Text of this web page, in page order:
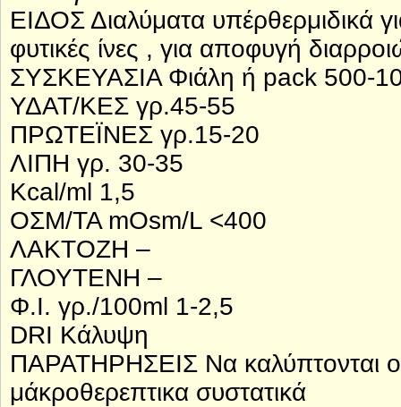
ΕΙΔΟΣ Διαλύματα υπέρθερμιδικά
φυτικές ίνες , για αποφυγή
ΣΥΣΚΕΥΑΣΙΑ Φιάλη ή pack 500-
ΥΔΑΤ/ΚΕΣ γρ.45-55
ΠΡΩΤΕΪΝΕΣ γρ.15-20
ΛΙΠΗ γρ. 30-35
Kcal/ml 1,5
ΟΣΜ/ΤΑ mOsm/L <400
ΛΑΚΤΟΖΗ –
ΓΛΟΥΤΕΝΗ –
Φ.Ι. γρ./100ml 1-2,5
DRI Κάλυψη
ΠΑΡΑΤΗΡΗΣΕΙΣ Να καλύπτονται
μάκροθερεπτικα συστατικά